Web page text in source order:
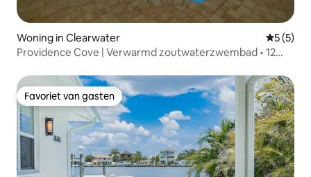
Woning in Clearwater
5 (5)
Providence Cove | Verwarmd zoutwaterzwembad • 12
Favoriet van gasten
Favoriet van gasten